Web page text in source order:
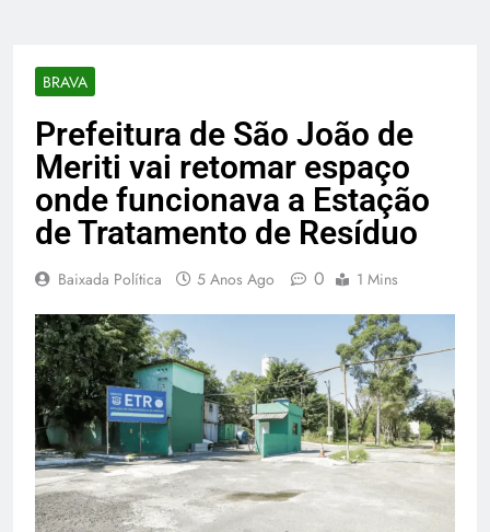
BRAVA
Prefeitura de São João de
Meriti vai retomar espaço
onde funcionava a Estação
de Tratamento de Resíduo
Baixada Política 5 Anos Ago 0 1 Mins